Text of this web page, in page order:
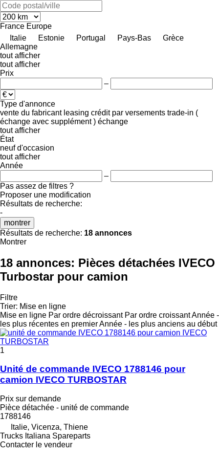
France Europe
Italie
Estonie Portugal Pays-Bas
Grèce
Allemagne
tout afficher
tout afficher
Prix
–
Type d'annonce
vente du fabricant leasing crédit par versements trade-in (
échange avec supplément ) échange
tout afficher
État
neuf d'occasion
tout afficher
Année
–
Pas assez de filtres ?
Proposer une modification
Résultats de recherche:
-
montrer
Résultats de recherche: 18 annonces
Montrer
18 annonces: Pièces détachées IVECO
Turbostar pour camion
Filtre
Trier: Mise en ligne
Mise en ligne Par ordre décroissant Par ordre croissantAnnée -
les plus récentes en premierAnnée - les plus anciens au début
1
Unité de commande IVECO 1788146 pour
camion IVECO TURBOSTAR
Prix sur demande
Pièce détachée - unité de commande
1788146
Italie, Vicenza, Thiene
Trucks Italiana Spareparts
Contacter le vendeur